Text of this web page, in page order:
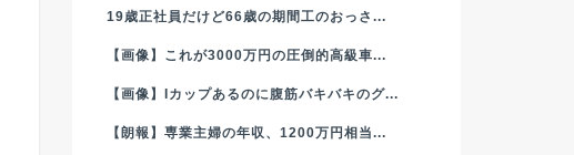
19歳正社員だけど66歳の期間工のおっさ...
【画像】これが3000万円の圧倒的高級車...
【画像】Iカップあるのに腹筋バキバキのグ...
【朗報】専業主婦の年収、1200万円相当...